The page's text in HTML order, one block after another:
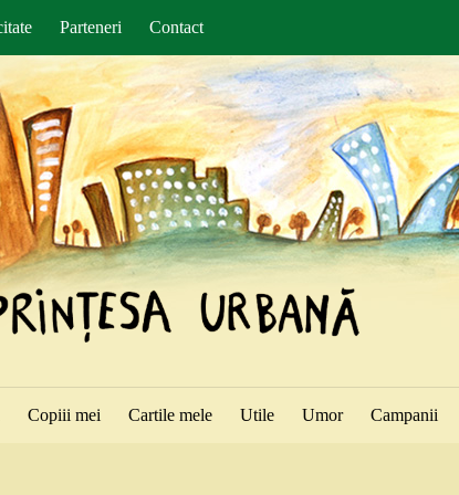
Parteneri Contact
Copiii mei Cartile mele Utile Umor Campanii